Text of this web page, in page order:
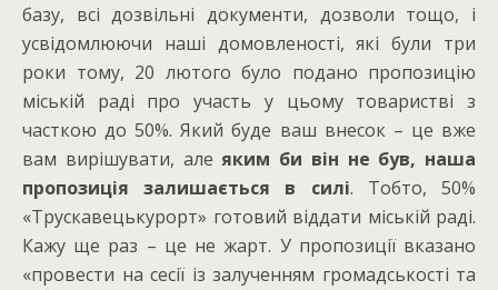
базу, всі дозвільні документи, дозволи тощо, і
усвідомлюючи наші домовленості, які були три
роки тому, 20 лютого було подано пропозицію
міській раді про участь у цьому товаристві з
часткою до 50%. Який буде ваш внесок – це вже
вам вирішувати, алеяким би він не був, наша
пропозиція залишається в силі. Тобто, 50%
«Трускавецькурорт» готовий віддати міській раді.
Кажу ще раз – це не жарт. У пропозиції вказано
«провести на сесії із залученням громадськості та